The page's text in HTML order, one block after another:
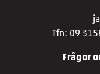
Tfn: 09
Frågor